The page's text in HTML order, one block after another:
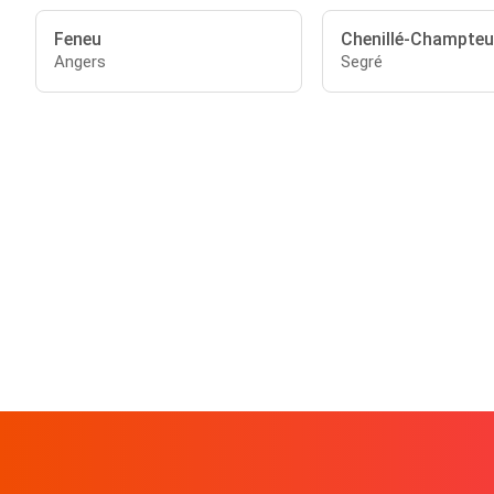
Feneu
Angers
Chenillé-
Segré